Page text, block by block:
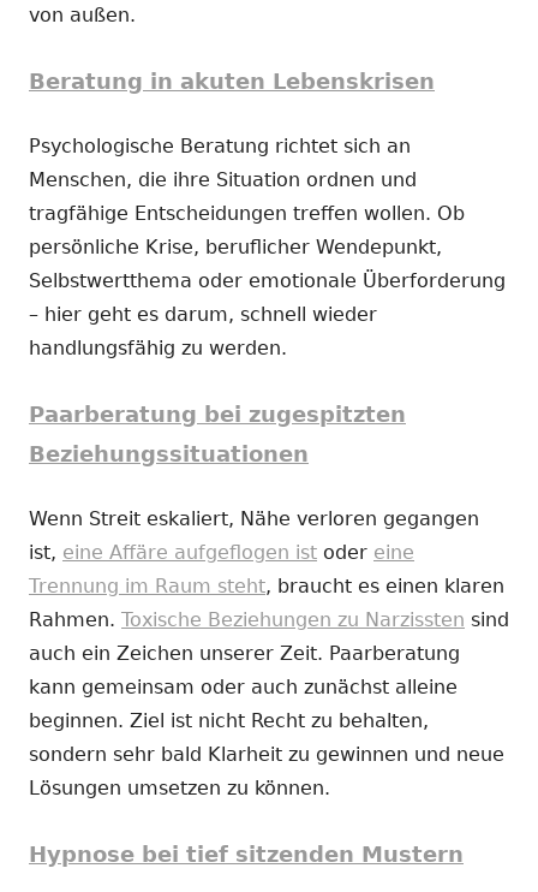
von außen.
Beratung in akuten Lebenskrisen
Psychologische Beratung richtet sich an
Menschen, die ihre Situation ordnen und
tragfähige Entscheidungen treffen wollen. Ob
persönliche Krise, beruflicher Wendepunkt,
Selbstwertthema oder emotionale Überforderung
– hier geht es darum, schnell wieder
handlungsfähig zu werden.
Paarberatung bei zugespitzten
Beziehungssituationen
Wenn Streit eskaliert, Nähe verloren gegangen
ist, eine Affäre aufgeflogen ist oder eine
Trennung im Raum steht, braucht es einen klaren
Rahmen. Toxische Beziehungen zu Narzissten sind
auch ein Zeichen unserer Zeit. Paarberatung
kann gemeinsam oder auch zunächst alleine
beginnen. Ziel ist nicht Recht zu behalten,
sondern sehr bald Klarheit zu gewinnen und neue
Lösungen umsetzen zu können.
Hypnose bei tief sitzenden Mustern